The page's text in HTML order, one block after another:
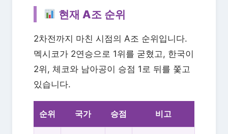
현재 A조 순위
2차전까지 마친 시점의 A조 순위입니다.
멕시코가 2연승으로 1위를 굳혔고, 한국이
2위, 체코와 남아공이 승점 1로 뒤를 쫓고
있습니다.
순위 국가 승점 비고